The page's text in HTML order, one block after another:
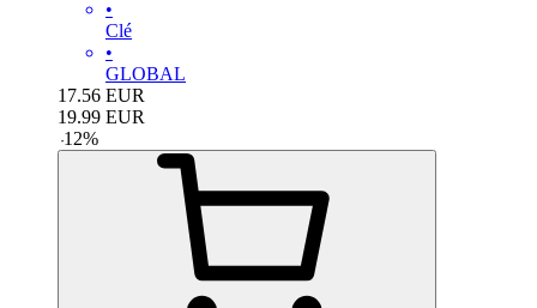
•
Clé
•
GLOBAL
17.56 EUR
19.99 EUR
-12%